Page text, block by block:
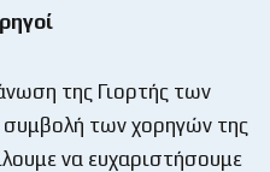
της Γιορτής των
συμβολή των χορηγών της
να ευχαριστήσουμε